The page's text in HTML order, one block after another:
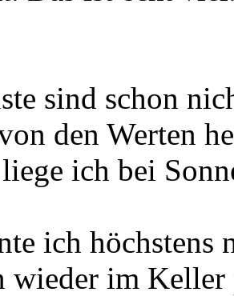
sind schon
den Werten
ich bei
ich höchstens
wieder im